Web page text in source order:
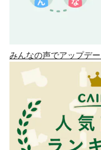
みんなの声でアップデ